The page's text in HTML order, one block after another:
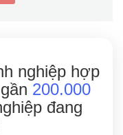
nghiệp hợp
200.000
đang